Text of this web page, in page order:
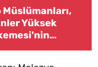
Müslümanları,
Yüksek